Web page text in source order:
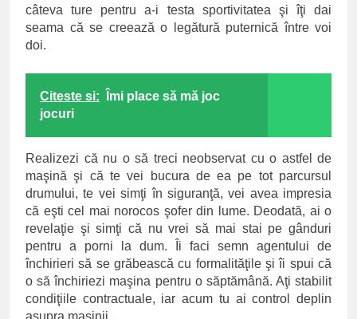
câteva ture pentru a-i testa sportivitatea şi îţi dai
seama că se creează o legătură puternică între voi
doi.
Citeste si:
Îmi place să mă joc
jocuri
Realizezi că nu o să treci neobservat cu o astfel de
maşină şi că te vei bucura de ea pe tot parcursul
drumului, te vei simţi în siguranţă, vei avea impresia
că eşti cel mai norocos şofer din lume. Deodată, ai o
revelaţie şi simţi că nu vrei să mai stai pe gânduri
pentru a porni la dum. Îi faci semn agentului de
închirieri să se grăbească cu formalităţile şi îi spui că
o să închiriezi maşina pentru o săptămână. Aţi stabilit
condiţiile contractuale, iar acum tu ai control deplin
asupra maşinii.